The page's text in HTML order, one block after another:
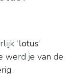
'lotus'
werd je van de